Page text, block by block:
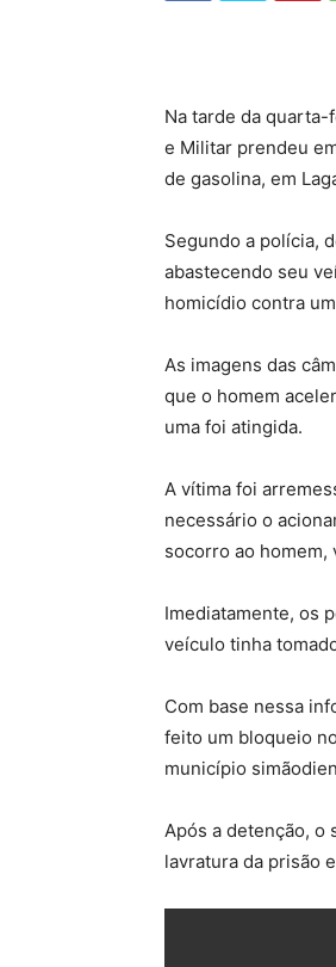
Na tarde da quarta-
e Militar prendeu
de gasolina, em
Segundo a polícia,
abastecendo seu
homicídio contra
As imagens das
que o homem
uma foi atingida.
A vítima foi
necessário o
socorro ao homem,
Imediatamente, os
veículo tinha
Com base nessa
feito um bloqueio
município
Após a detenção, o
lavratura da prisão